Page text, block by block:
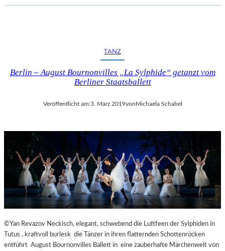
TANZ
Berlin – August Bournonvilles „La Sylphide“ getanzt vom
Berliner Staatsballett
Veröffentlicht am:3. März 2019vonMichaela Schabel
©Yan Revazov Neckisch, elegant, schwebend die Luftfeen der Sylphiden in
Tutus , kraftvoll burlesk die Tänzer in ihren flatternden Schottenröcken
entführt August Bournonvilles Ballett in eine zauberhafte Märchenwelt von